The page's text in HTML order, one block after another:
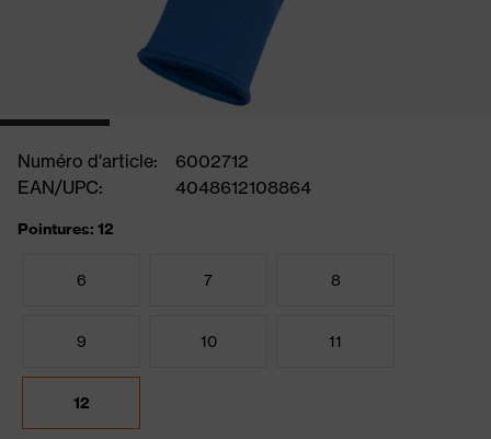
Numéro d'article:
6002712
EAN/UPC:
4048612108864
Pointures: 12
6 7 8
9 10 11
12